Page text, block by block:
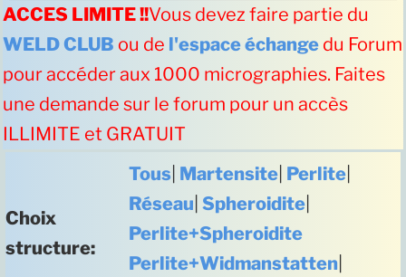
ACCES LIMITE !!Vous devez faire partie du
WELD CLUB ou de l'espace échange du Forum
pour accéder aux 1000 micrographies. Faites
une demande sur le forum pour un accès
ILLIMITE et GRATUIT
Choix
structure:
Tous Martensite Perlite
Réseau Spheroidite
Perlite+Spheroidite
Perlite+Widmanstatten